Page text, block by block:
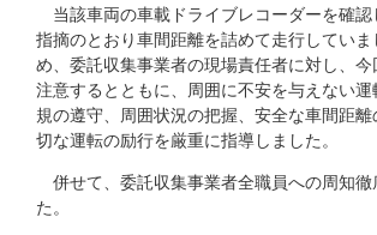
当該車両の車載ドライブレコーダーを確
指摘のとおり車間距離を詰めて走行していま
め、委託収集事業者の現場責任者に対し、
注意するとともに、周囲に不安を与えない
規の遵守、周囲状況の把握、安全な車間距
切な運転の励行を厳重に指導しました。
併せて、委託収集事業者全職員への周知徹
た。